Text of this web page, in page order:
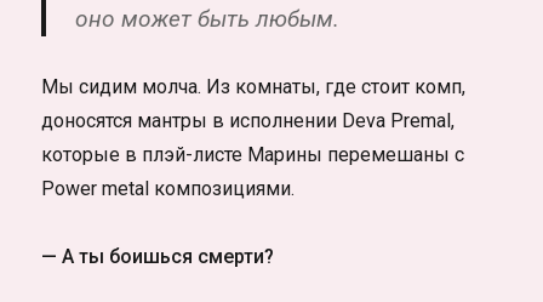
оно может быть любым.
Мы сидим молча. Из комнаты, где стоит комп,
доносятся мантры в исполнении Deva Premal,
которые в плэй-листе Марины перемешаны с
Power metal композициями.
— А ты боишься смерти?